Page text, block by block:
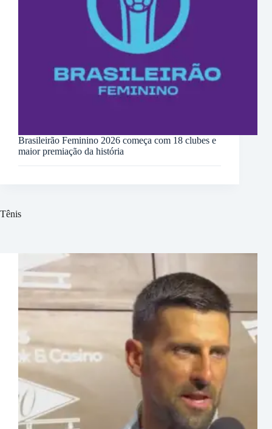
Brasileirão Feminino 2026 começa com 18 clubes e
maior premiação da história
Tênis